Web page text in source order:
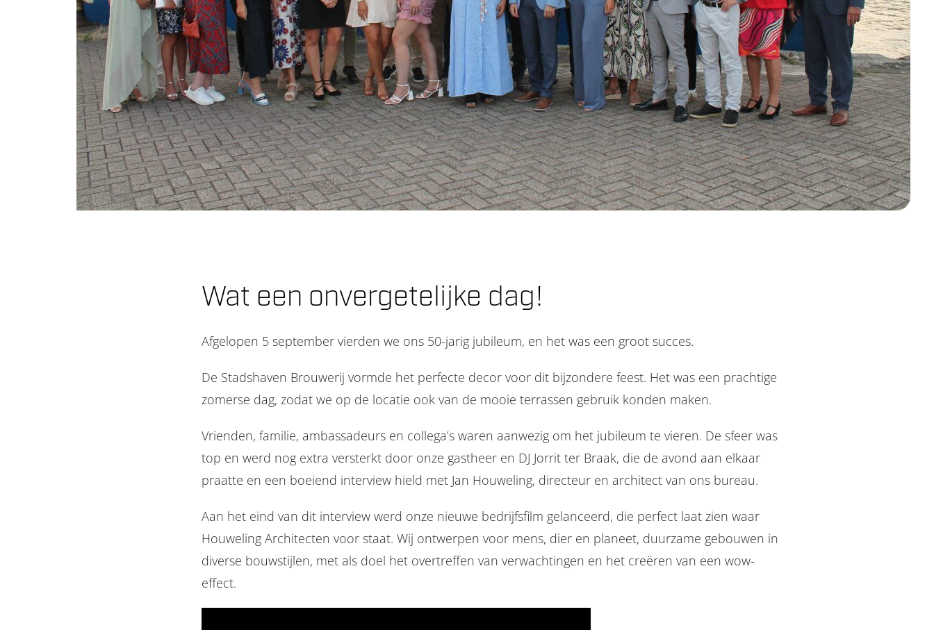
Wat een onvergetelijke dag!
Afgelopen 5 september vierden we ons 50-jarig jubileum, en het was een groot succes.
De Stadshaven Brouwerij vormde het perfecte decor voor dit bijzondere feest. Het was een prachtige
zomerse dag, zodat we op de locatie ook van de mooie terrassen gebruik konden maken.
Vrienden, familie, ambassadeurs en collega’s waren aanwezig om het jubileum te vieren. De sfeer was
top en werd nog extra versterkt door onze gastheer en DJ Jorrit ter Braak, die de avond aan elkaar
praatte en een boeiend interview hield met Jan Houweling, directeur en architect van ons bureau.
Aan het eind van dit interview werd onze nieuwe bedrijfsfilm gelanceerd, die perfect laat zien waar
Houweling Architecten voor staat. Wij ontwerpen voor mens, dier en planeet, duurzame gebouwen in
diverse bouwstijlen, met als doel het overtreffen van verwachtingen en het creëren van een wow-
effect.